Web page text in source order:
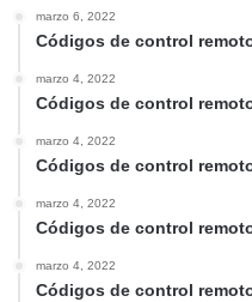
marzo 6, 2022
Códigos de control
marzo 4, 2022
Códigos de control
marzo 4, 2022
Códigos de control
marzo 4, 2022
Códigos de control
marzo 4, 2022
Códigos de control